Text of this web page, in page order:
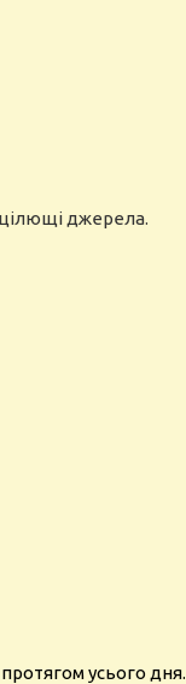
цілющі джерела.
усього дня.